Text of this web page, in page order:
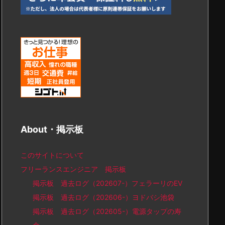
About・掲示板
このサイトについて
フリーランスエンジニア 掲示板
掲示板 過去ログ（202607-）フェラーリのEV
掲示板 過去ログ（202606-）ヨドバシ池袋
掲示板 過去ログ（202605-）電源タップの寿